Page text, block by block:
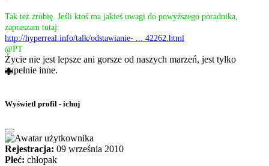
Tak też zrobię. Jeśli ktoś ma jakieś uwagi do powyższego poradnika,
zapraszam tutaj:
http://hyperreal.info/talk/odstawianie- ... 42262.html
@PT
Życie nie jest lepsze ani gorsze od naszych marzeń, jest tylko
zupełnie inne.
Wyświetl profil - ichuj
Rejestracja: 09 września 2010
Płeć: chłopak